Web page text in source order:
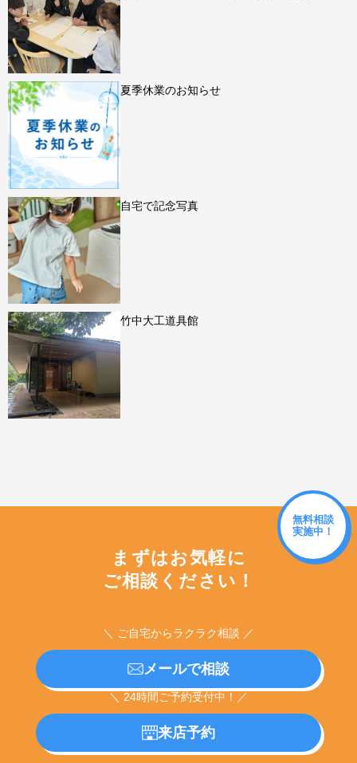
夏季休業のお知らせ
自宅で記念写真
竹中大工道具館
無料相談
実施中！
まずはお気軽に
ご相談ください！
＼ ご自宅からラクラク相談 ／
メールで相談
＼ 24時間ご予約受付中！／
来店予約